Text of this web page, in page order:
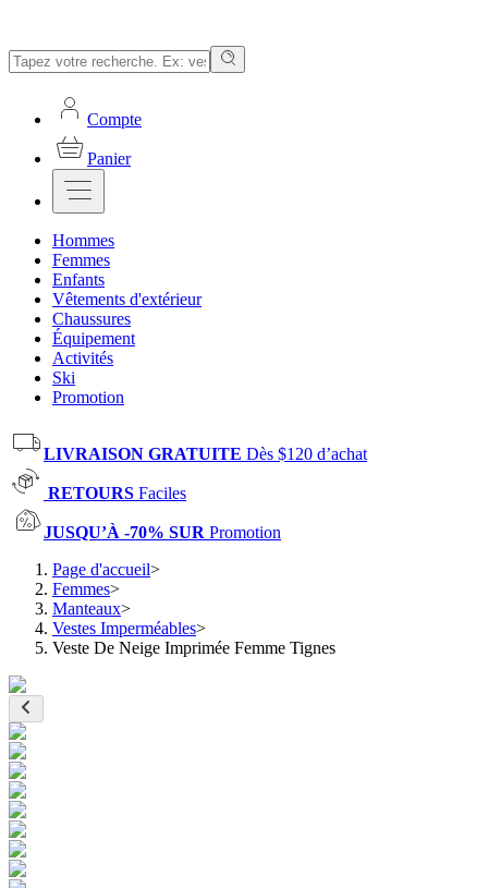
Compte
Panier
Hommes
Femmes
Enfants
Vêtements d'extérieur
Chaussures
Équipement
Activités
Ski
Promotion
LIVRAISON GRATUITE Dès $120 d’achat
RETOURS Faciles
JUSQU’À -70% SUR Promotion
Page d'accueil>
Femmes>
Manteaux>
Vestes Imperméables>
Veste De Neige Imprimée Femme Tignes